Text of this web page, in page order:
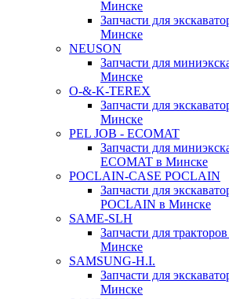
Минске
Запчасти для
Минске
NEUSON
Запчасти для
Минске
O-&-K-TEREX
Запчасти для
Минске
PEL JOB - ECOMAT
Запчасти для
ECOMAT в Минске
POCLAIN-CASE POCLAIN
Запчасти для
POCLAIN в Минске
SAME-SLH
Запчасти для
Минске
SAMSUNG-H.I.
Запчасти для
Минске